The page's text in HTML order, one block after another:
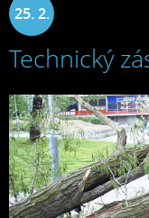
25. 2.
2023
Technický